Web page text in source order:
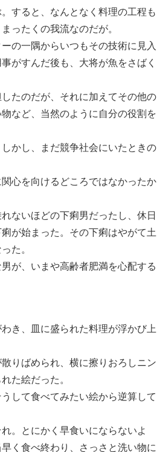
すると、なんとなく料理の工程も
ったくの我流なのだが。
の一隅からいつもその技術に見入
がすんだ後も、大将が魚をさばく
たのだが、それに加えてその他の
など、当然のように自分の役割を
かし、まだ競争社会にいたときの
心を向けるどころではなかったか
ないほどの下痢男だったし、休日
が始まった。その下痢はやがて土
た。
が、いまや高齢者肥満を心配する
き、皿に盛られた料理が浮かび上
りばめられ、横に擦りおろしニン
た絵だった。
して食べてみたい絵から逆算して
。とにかく早食いにならないよ
く食べ終わり、さっさと洗い物に